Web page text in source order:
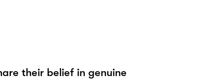
their belief in genuine